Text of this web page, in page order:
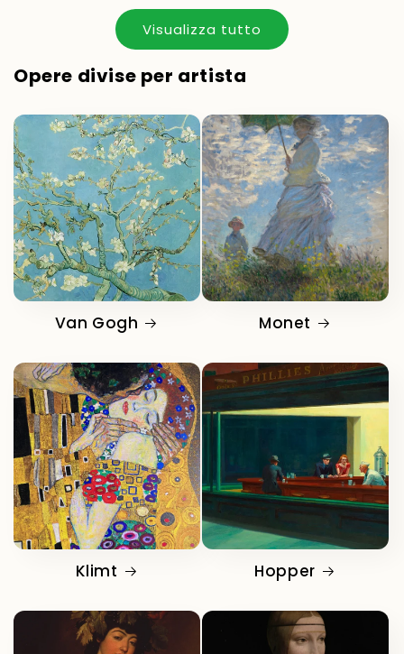
Visualizza tutto
Opere divise per artista
Van Gogh Monet
Klimt Hopper